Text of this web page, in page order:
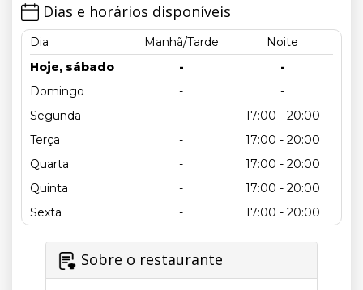
Dias e horários disponíveis
Dia Manhã/Tarde
Noite
Hoje, sábado
-
-
Domingo
-
-
Segunda
-
17:00 - 20:00
Terça
-
17:00 - 20:00
Quarta
-
17:00 - 20:00
Quinta
-
17:00 - 20:00
Sexta
- 17:00 - 20:00
Sobre o restaurante